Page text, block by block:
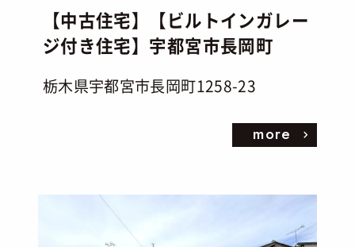
【中古住宅】【ビルトインガレー
ジ付き住宅】宇都宮市長岡町
栃木県宇都宮市長岡町1258-23
more